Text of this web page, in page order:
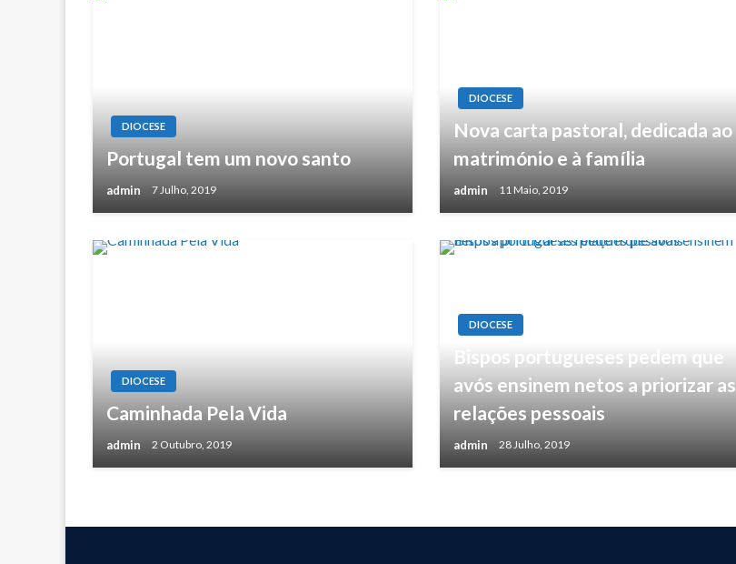
DIOCESE
Portugal tem um novo santo
admin 7 Julho, 2019
DIOCESE
Nova carta pastoral, dedicada ao
matrimónio e à família
admin 11 Maio, 2019
DIOCESE
Caminhada Pela Vida
admin 2 Outubro, 2019
DIOCESE
Bispos portugueses pedem que
avós ensinem netos a priorizar as
relações pessoais
admin 28 Julho, 2019